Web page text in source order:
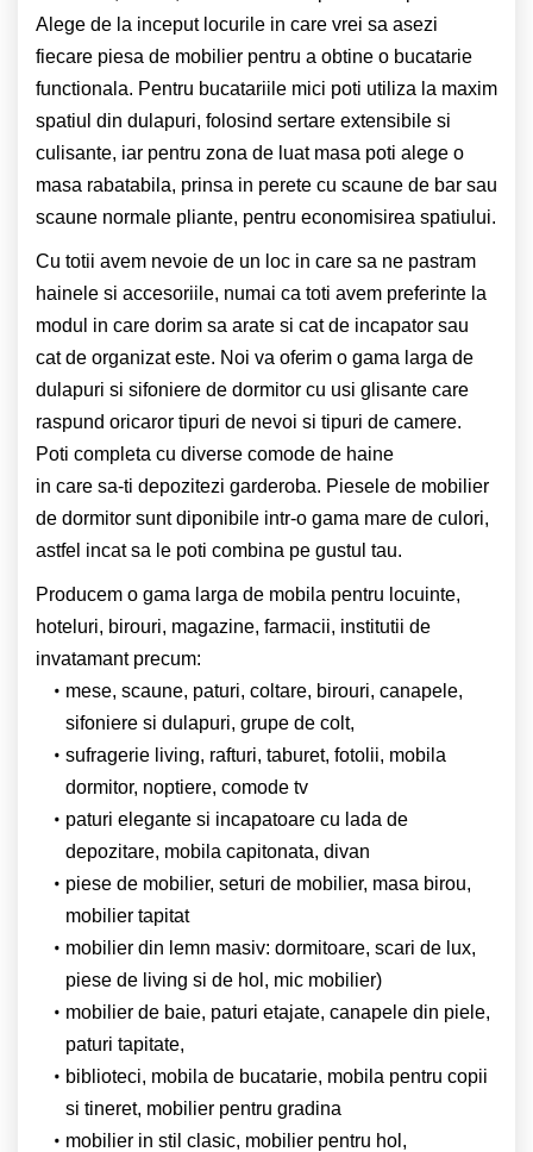
Alege de la inceput locurile in care vrei sa asezi
fiecare piesa de mobilier pentru a obtine o bucatarie
functionala. Pentru bucatariile mici poti utiliza la maxim
spatiul din dulapuri, folosind sertare extensibile si
culisante, iar pentru zona de luat masa poti alege o
masa rabatabila, prinsa in perete cu scaune de bar sau
scaune normale pliante, pentru economisirea spatiului.
Cu totii avem nevoie de un loc in care sa ne pastram
hainele si accesoriile, numai ca toti avem preferinte la
modul in care dorim sa arate si cat de incapator sau
cat de organizat este. Noi va oferim o gama larga de
dulapuri si sifoniere de dormitor cu usi glisante care
raspund oricaror tipuri de nevoi si tipuri de camere.
Poti completa cu diverse comode de haine
in care sa-ti depozitezi garderoba. Piesele de mobilier
de dormitor sunt diponibile intr-o gama mare de culori,
astfel incat sa le poti combina pe gustul tau.
Producem o gama larga de mobila pentru locuinte,
hoteluri, birouri, magazine, farmacii, institutii de
invatamant precum:
mese, scaune, paturi, coltare, birouri, canapele,
sifoniere si dulapuri, grupe de colt,
sufragerie living, rafturi, taburet, fotolii, mobila
dormitor, noptiere, comode tv
paturi elegante si incapatoare cu lada de
depozitare, mobila capitonata, divan
piese de mobilier, seturi de mobilier, masa birou,
mobilier tapitat
mobilier din lemn masiv: dormitoare, scari de lux,
piese de living si de hol, mic mobilier)
mobilier de baie, paturi etajate, canapele din piele,
paturi tapitate,
biblioteci, mobila de bucatarie, mobila pentru copii
si tineret, mobilier pentru gradina
mobilier in stil clasic, mobilier pentru hol,